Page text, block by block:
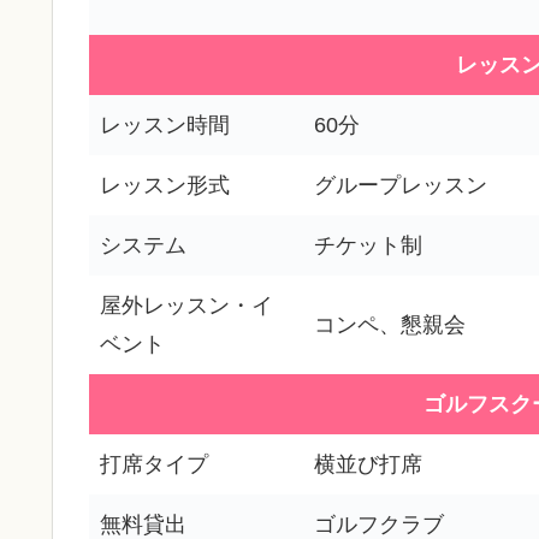
レッス
レッスン時間 60分
レッスン形式 グループレッスン
システム チケット制
屋外レッスン・イ
ベント
コンペ、懇親会
ゴルフスク
打席タイプ 横並び打席
無料貸出 ゴルフクラブ